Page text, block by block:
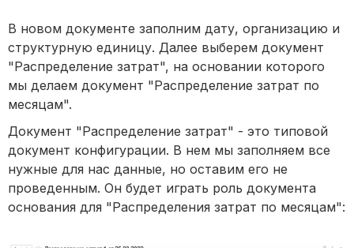
В новом документе заполним дату, организацию и
структурную единицу. Далее выберем документ
"Распределение затрат", на основании которого
мы делаем документ "Распределение затрат по
месяцам".
Документ "Распределение затрат" - это типовой
документ конфигурации. В нем мы заполняем все
нужные для нас данные, но оставим его не
проведенным. Он будет играть роль документа
основания для "Распределения затрат по месяцам":